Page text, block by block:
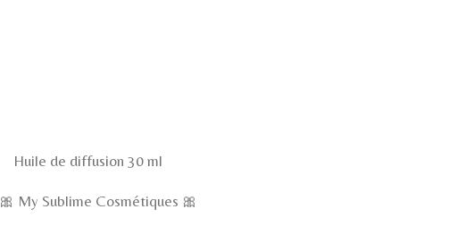
Huile de diffusion 30 ml
🎀 My Sublime Cosmétiques 🎀